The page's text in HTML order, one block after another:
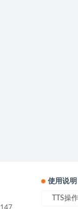
使用说明
TTS操